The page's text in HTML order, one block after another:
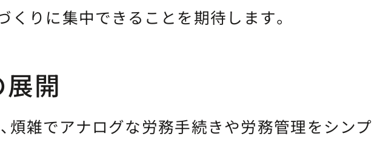
くりに集中できることを期待します。
展開
煩雑でアナログな労務手続きや労務管理をシンプ